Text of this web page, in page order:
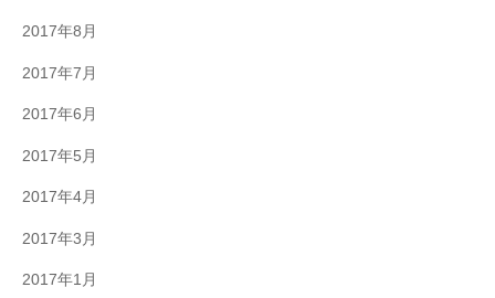
2017年8月
2017年7月
2017年6月
2017年5月
2017年4月
2017年3月
2017年1月